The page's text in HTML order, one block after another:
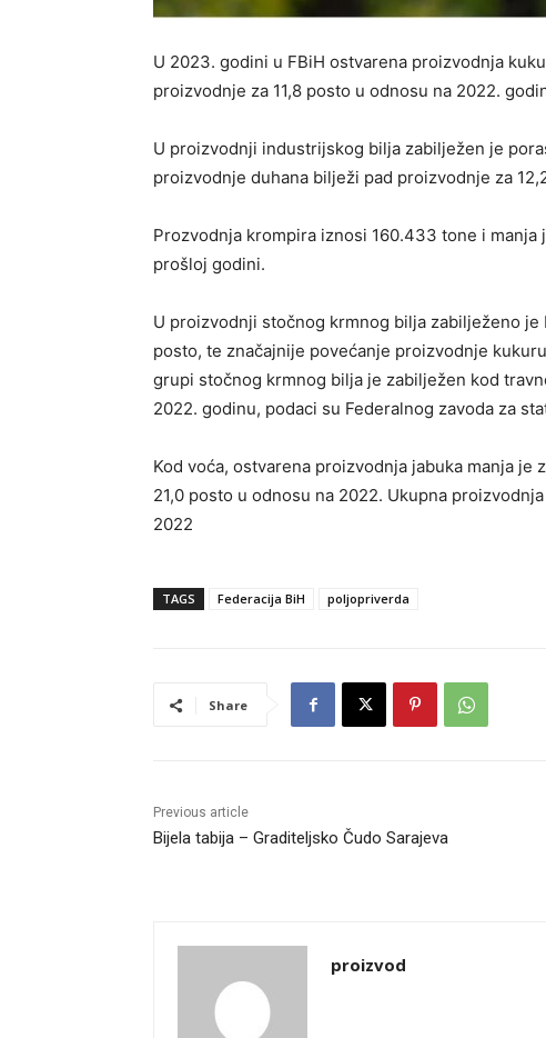
U 2023. godini u FBiH ostvarena proizvodnja
proizvodnje za 11,8 posto u odnosu na 2022.
U proizvodnji industrijskog bilja zabilježen je
proizvodnje duhana bilježi pad proizvodnje za
Prozvodnja krompira iznosi 160.433 tone i
prošloj godini.
U proizvodnji stočnog krmnog bilja zabilježeno
posto, te značajnije povećanje proizvodnje
grupi stočnog krmnog bilja je zabilježen kod
2022. godinu, podaci su Federalnog zavoda za
Kod voća, ostvarena proizvodnja jabuka manja je
21,0 posto u odnosu na 2022. Ukupna
2022
TAGS Federacija BiH poljopriverda
Share
Previous article
Bijela tabija – Graditeljsko Čudo Sarajeva
proizvod